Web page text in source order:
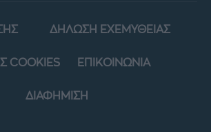
ΔΗΛΩΣΗ ΕΧΕΜΥΘΕΙΑΣ
COOKIES ΕΠΙΚΟΙΝΩΝΙΑ
ΔΙΑΦΗΜΙΣΗ